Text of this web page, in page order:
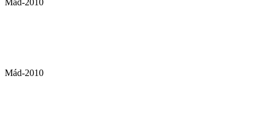
Mád-2010
Mád-2010